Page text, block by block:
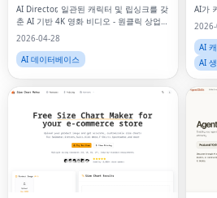
AI Director, 일관된 캐릭터 및 립싱크를 갖
춘 AI 기반 4K 영화 비디오 - 원클릭 상업용
멀티샷 콘텐츠
2026-04-28
AI 데이터베이스
AI가
AI
AI